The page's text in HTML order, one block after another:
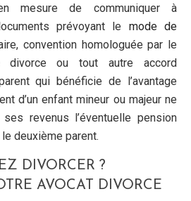
mesure de communiquer à
prévoyant le mode de
convention homologuée par le
divorce ou tout autre accord
qui bénéficie de l’avantage
d’un enfant mineur ou majeur ne
revenus l’éventuelle pension
deuxième parent.
DIVORCER ?
AVOCAT DIVORCE